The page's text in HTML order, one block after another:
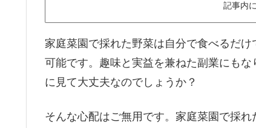
記事内
家庭菜園で採れた野菜は自分で食べるだ
可能です。趣味と実益を兼ねた副業にも
に見て大丈夫なのでしょうか？
そんな心配はご無用です。家庭菜園で採